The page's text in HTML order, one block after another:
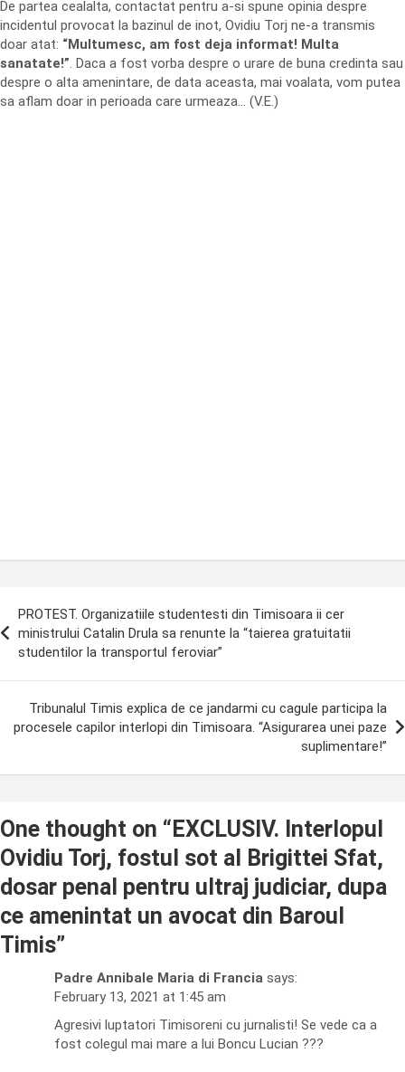
De partea cealalta, contactat pentru a-si spune opinia despre
incidentul provocat la bazinul de inot, Ovidiu Torj ne-a transmis
doar atat: “Multumesc, am fost deja informat! Multa
sanatate!”. Daca a fost vorba despre o urare de buna credinta sau
despre o alta amenintare, de data aceasta, mai voalata, vom putea
sa aflam doar in perioada care urmeaza… (V.E.)
PROTEST. Organizatiile studentesti din Timisoara ii cer
ministrului Catalin Drula sa renunte la “taierea gratuitatii
studentilor la transportul feroviar”
Tribunalul Timis explica de ce jandarmi cu cagule participa la
procesele capilor interlopi din Timisoara. “Asigurarea unei paze
suplimentare!”
One thought on “ EXCLUSIV. Interlopul
Ovidiu Torj, fostul sot al Brigittei Sfat,
dosar penal pentru ultraj judiciar, dupa
ce amenintat un avocat din Baroul
Timis”
Padre Annibale Maria di Francia says:
February 13, 2021 at 1:45 am
Agresivi luptatori Timisoreni cu jurnalisti! Se vede ca a
fost colegul mai mare a lui Boncu Lucian ???